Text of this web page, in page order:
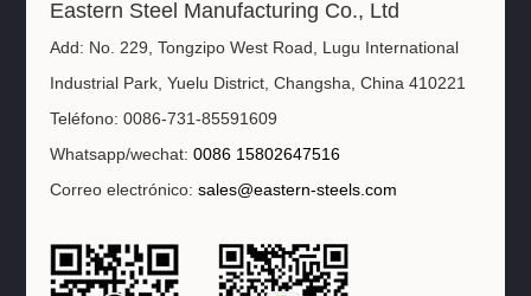
Eastern Steel Manufacturing Co., Ltd
Add: No. 229, Tongzipo West Road, Lugu International
Industrial Park, Yuelu District, Changsha, China 410221
Teléfono: 0086-731-85591609
Whatsapp/wechat:0086 15802647516
Correo electrónico:sales@eastern-steels.com